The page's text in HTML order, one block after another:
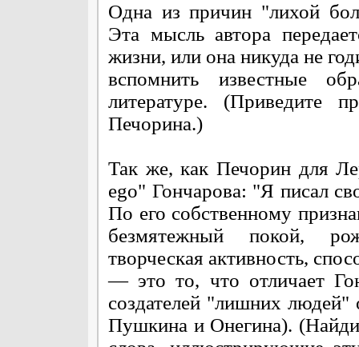
Одна из причин "лихой
Эта мысль автора
жизни, или она никуда не
вспомнить известные
литературе. (Приведите
Печорина.)
Так же, как Печорин для
ego" Гончарова: "Я писал
По его собственному
безмятежный покой,
творческая активность,
— это то, что отличает
создателей "лишних
Пушкина и Онегина).